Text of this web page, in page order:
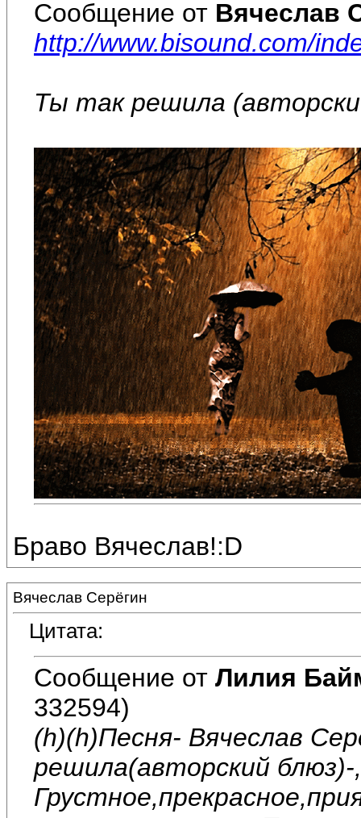
Сообщение от Вячеслав
http://www.bisound.com/
Ты так решила
Браво Вячеслав!:D
Вячеслав Серёгин
Цитата:
Сообщение от Лилия
332594)
(h)(h)Песня- Вячеслав
решила(авторский блюз)-